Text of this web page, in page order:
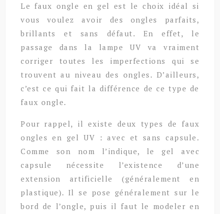
Le faux ongle en gel est le choix idéal si
vous voulez avoir des ongles parfaits,
brillants et sans défaut. En effet, le
passage dans la lampe UV va vraiment
corriger toutes les imperfections qui se
trouvent au niveau des ongles. D’ailleurs,
c’est ce qui fait la différence de ce type de
faux ongle.
Pour rappel, il existe deux types de faux
ongles en gel UV : avec et sans capsule.
Comme son nom l’indique, le gel avec
capsule nécessite l’existence d’une
extension artificielle (généralement en
plastique). Il se pose généralement sur le
bord de l’ongle, puis il faut le modeler en